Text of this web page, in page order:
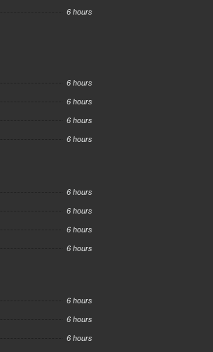
6 hours
6 hours
6 hours
6 hours
6 hours
6 hours
6 hours
6 hours
6 hours
6 hours
6 hours
6 hours